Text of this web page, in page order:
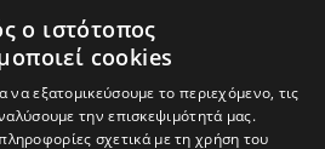
ο ιστότοπος
cookies
να εξατομικεύσουμε το περιεχόμενο, τις
την επισκεψιμότητά μας.
σχετικά με τη χρήση του